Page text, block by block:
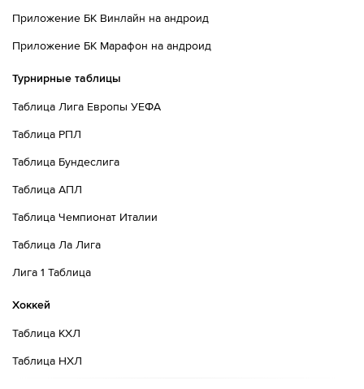
Приложение БК Винлайн на андроид
Приложение БК Марафон на андроид
Турнирные таблицы
Таблица Лига Европы УЕФА
Таблица РПЛ
Таблица Бундеслига
Таблица АПЛ
Таблица Чемпионат Италии
Таблица Ла Лига
Лига 1 Таблица
Хоккей
Таблица КХЛ
Таблица НХЛ